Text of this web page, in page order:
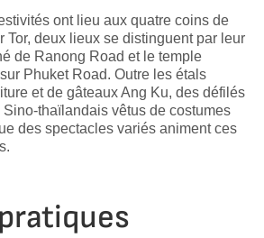
ont lieu aux quatre coins de
Tor, deux lieux se distinguent par leur
de Ranong Road et le temple
Phuket Road. Outre les étals
et de gâteaux Ang Ku, des défilés
Sino-thaïlandais vêtus de costumes
des spectacles variés animent ces